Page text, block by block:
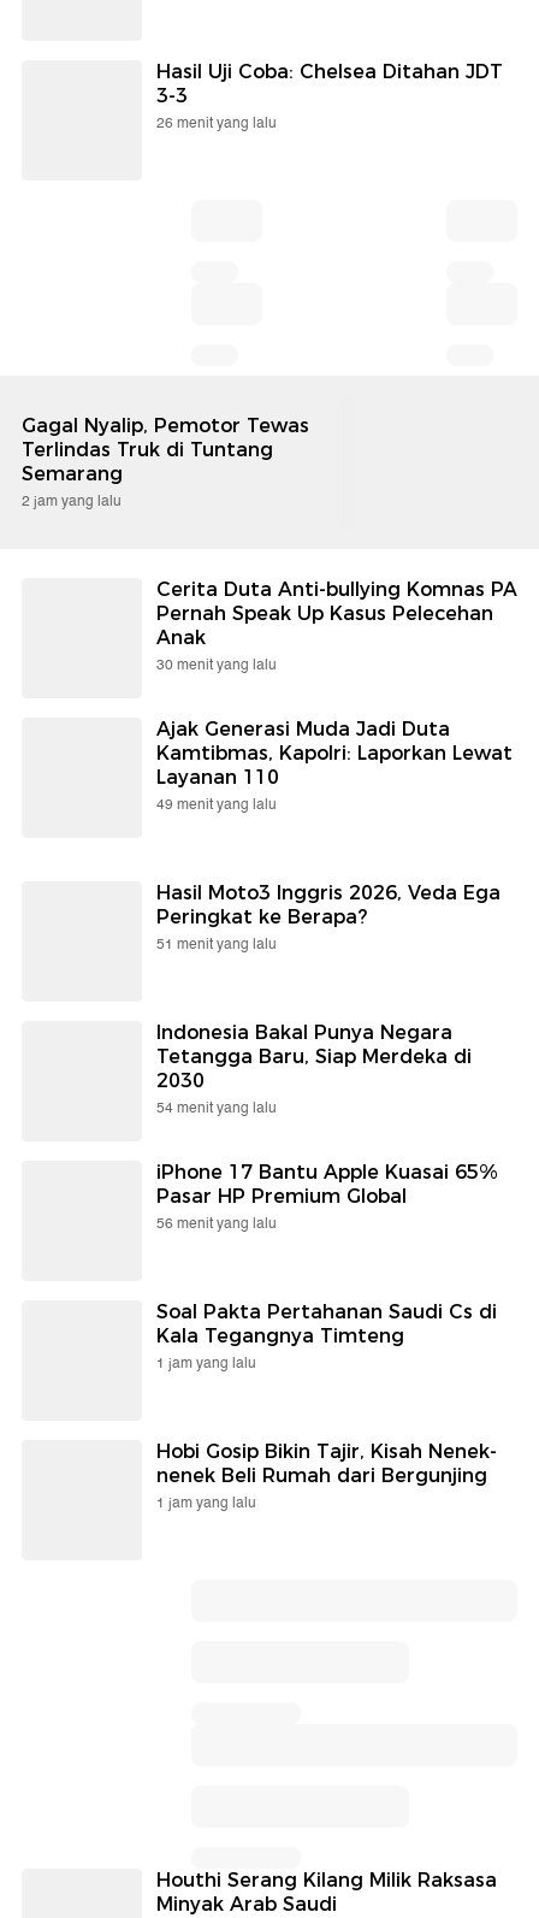
Hasil Uji Coba: Chelsea Ditahan JDT
3-3
26 menit yang lalu
Gagal Nyalip, Pemotor Tewas
Terlindas Truk di Tuntang
Semarang
2 jam yang lalu
Cerita Duta Anti-bullying Komnas PA
Pernah Speak Up Kasus Pelecehan
Anak
30 menit yang lalu
Ajak Generasi Muda Jadi Duta
Kamtibmas, Kapolri: Laporkan Lewat
Layanan 110
49 menit yang lalu
Hasil Moto3 Inggris 2026, Veda Ega
Peringkat ke Berapa?
51 menit yang lalu
Indonesia Bakal Punya Negara
Tetangga Baru, Siap Merdeka di
2030
54 menit yang lalu
iPhone 17 Bantu Apple Kuasai 65%
Pasar HP Premium Global
56 menit yang lalu
Soal Pakta Pertahanan Saudi Cs di
Kala Tegangnya Timteng
1 jam yang lalu
Hobi Gosip Bikin Tajir, Kisah Nenek-
nenek Beli Rumah dari Bergunjing
1 jam yang lalu
Houthi Serang Kilang Milik Raksasa
Minyak Arab Saudi